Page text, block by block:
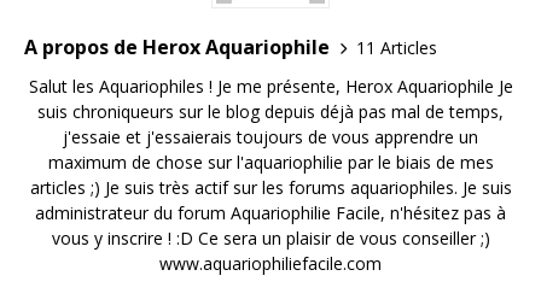
A propos de Herox Aquariophile
11 Articles
Salut les Aquariophiles ! Je me présente, Herox Aquariophile Je
suis chroniqueurs sur le blog depuis déjà pas mal de temps,
j'essaie et j'essaierais toujours de vous apprendre un
maximum de chose sur l'aquariophilie par le biais de mes
articles ;) Je suis très actif sur les forums aquariophiles. Je suis
administrateur du forum Aquariophilie Facile, n'hésitez pas à
vous y inscrire ! :D Ce sera un plaisir de vous conseiller ;)
www.aquariophiliefacile.com